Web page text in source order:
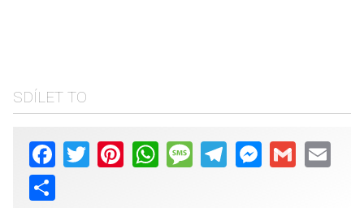
SDÍLET TO
Facebook
Twitter PinterestWhatsAppMessageTelegramMessenger
Gmail Email
Share